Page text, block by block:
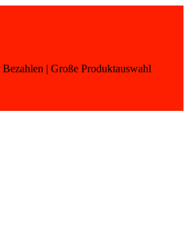
| Große Produktauswahl